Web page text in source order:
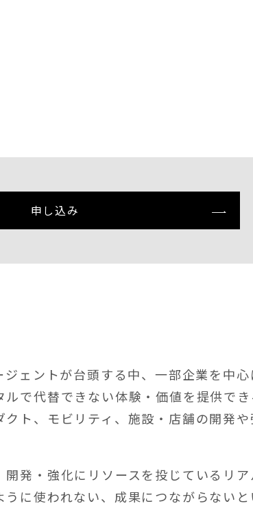
申し込み
ジェントが台頭する中、一部企業を中心
ルで代替できない体験・価値を提供で
クト、モビリティ、施設・店舗の開発や
開発・強化にリソースを投じているリア
うに使われない、成果につながらないと